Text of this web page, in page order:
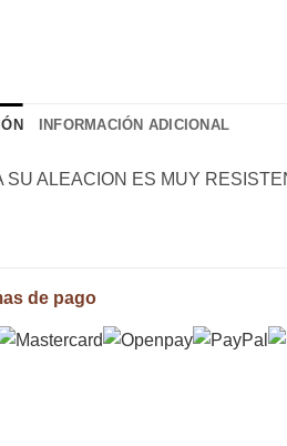
INFORMACIÓN ADICIONAL
SU ALEACION ES MUY
de pago